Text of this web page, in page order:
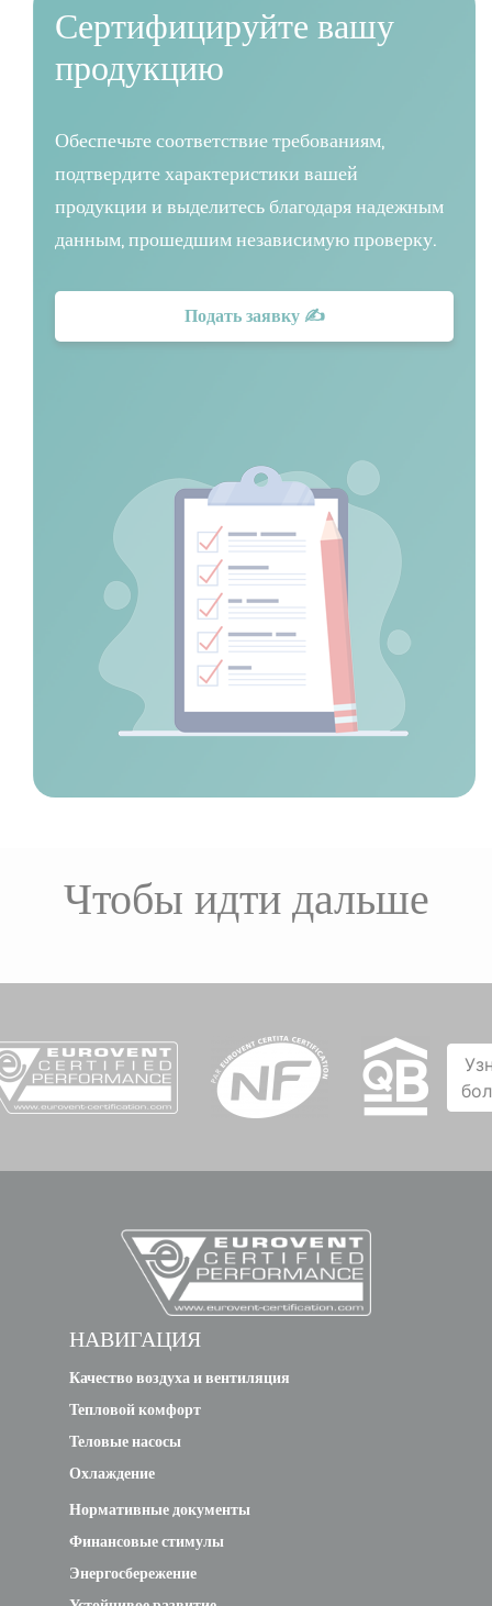
Сертифицируйте вашу
продукцию
Обеспечьте соответствие требованиям,
подтвердите характеристики вашей
продукции и выделитесь благодаря надежным
данным, прошедшим независимую проверку.
Подать заявку ✍
Чтобы идти дальше
НАВИГАЦИЯ
Качество воздуха и вентиляция
Тепловой комфорт
Теловые насосы
Охлаждение
Нормативные документы
Финансовые стимулы
Энергосбережение